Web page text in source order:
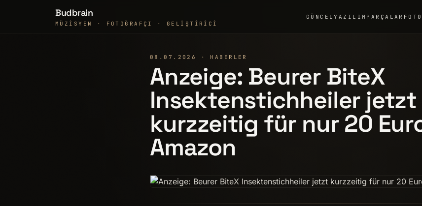
Budbrain
MÜZISYEN · FOTOĞRAFÇI · GELIŞTIRICI
GÜNCELYAZILIM PARÇALAR
08.07.2026 · HABERLER
Anzeige: Beurer BiteX
Insektenstichheiler jetzt
kurzzeitig für nur 20
Amazon